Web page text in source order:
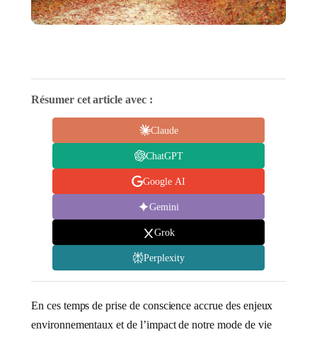
Résumer cet article avec :
Claude
ChatGPT
Google AI
Gemini
Grok
Perplexity
En ces temps de prise de conscience accrue des enjeux
environnementaux et de l’impact de notre mode de vie